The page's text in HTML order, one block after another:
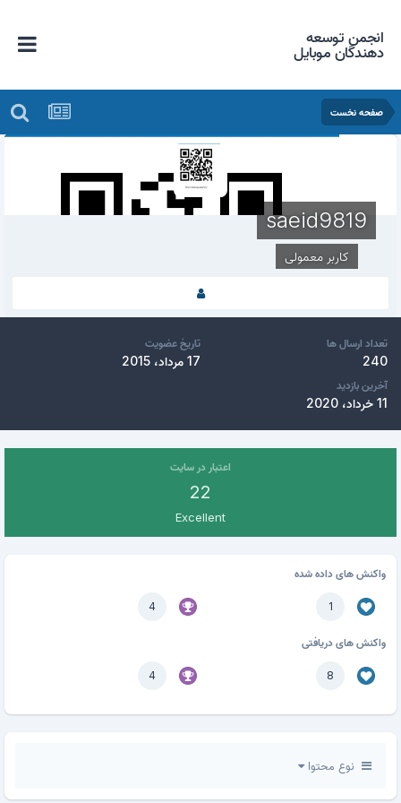
انجمن توسعه
دهندگان موبایل
صفحه نخست
saeid9819
کاربر معمولی
تعداد ارسال ها
240
تاریخ عضویت
17 مرداد، 2015
آخرین بازدید
11 خرداد، 2020
اعتبار در سایت
22
Excellent
واکنش های داده شده
4
واکنش های دریافتی
8
4
نوع محتوا